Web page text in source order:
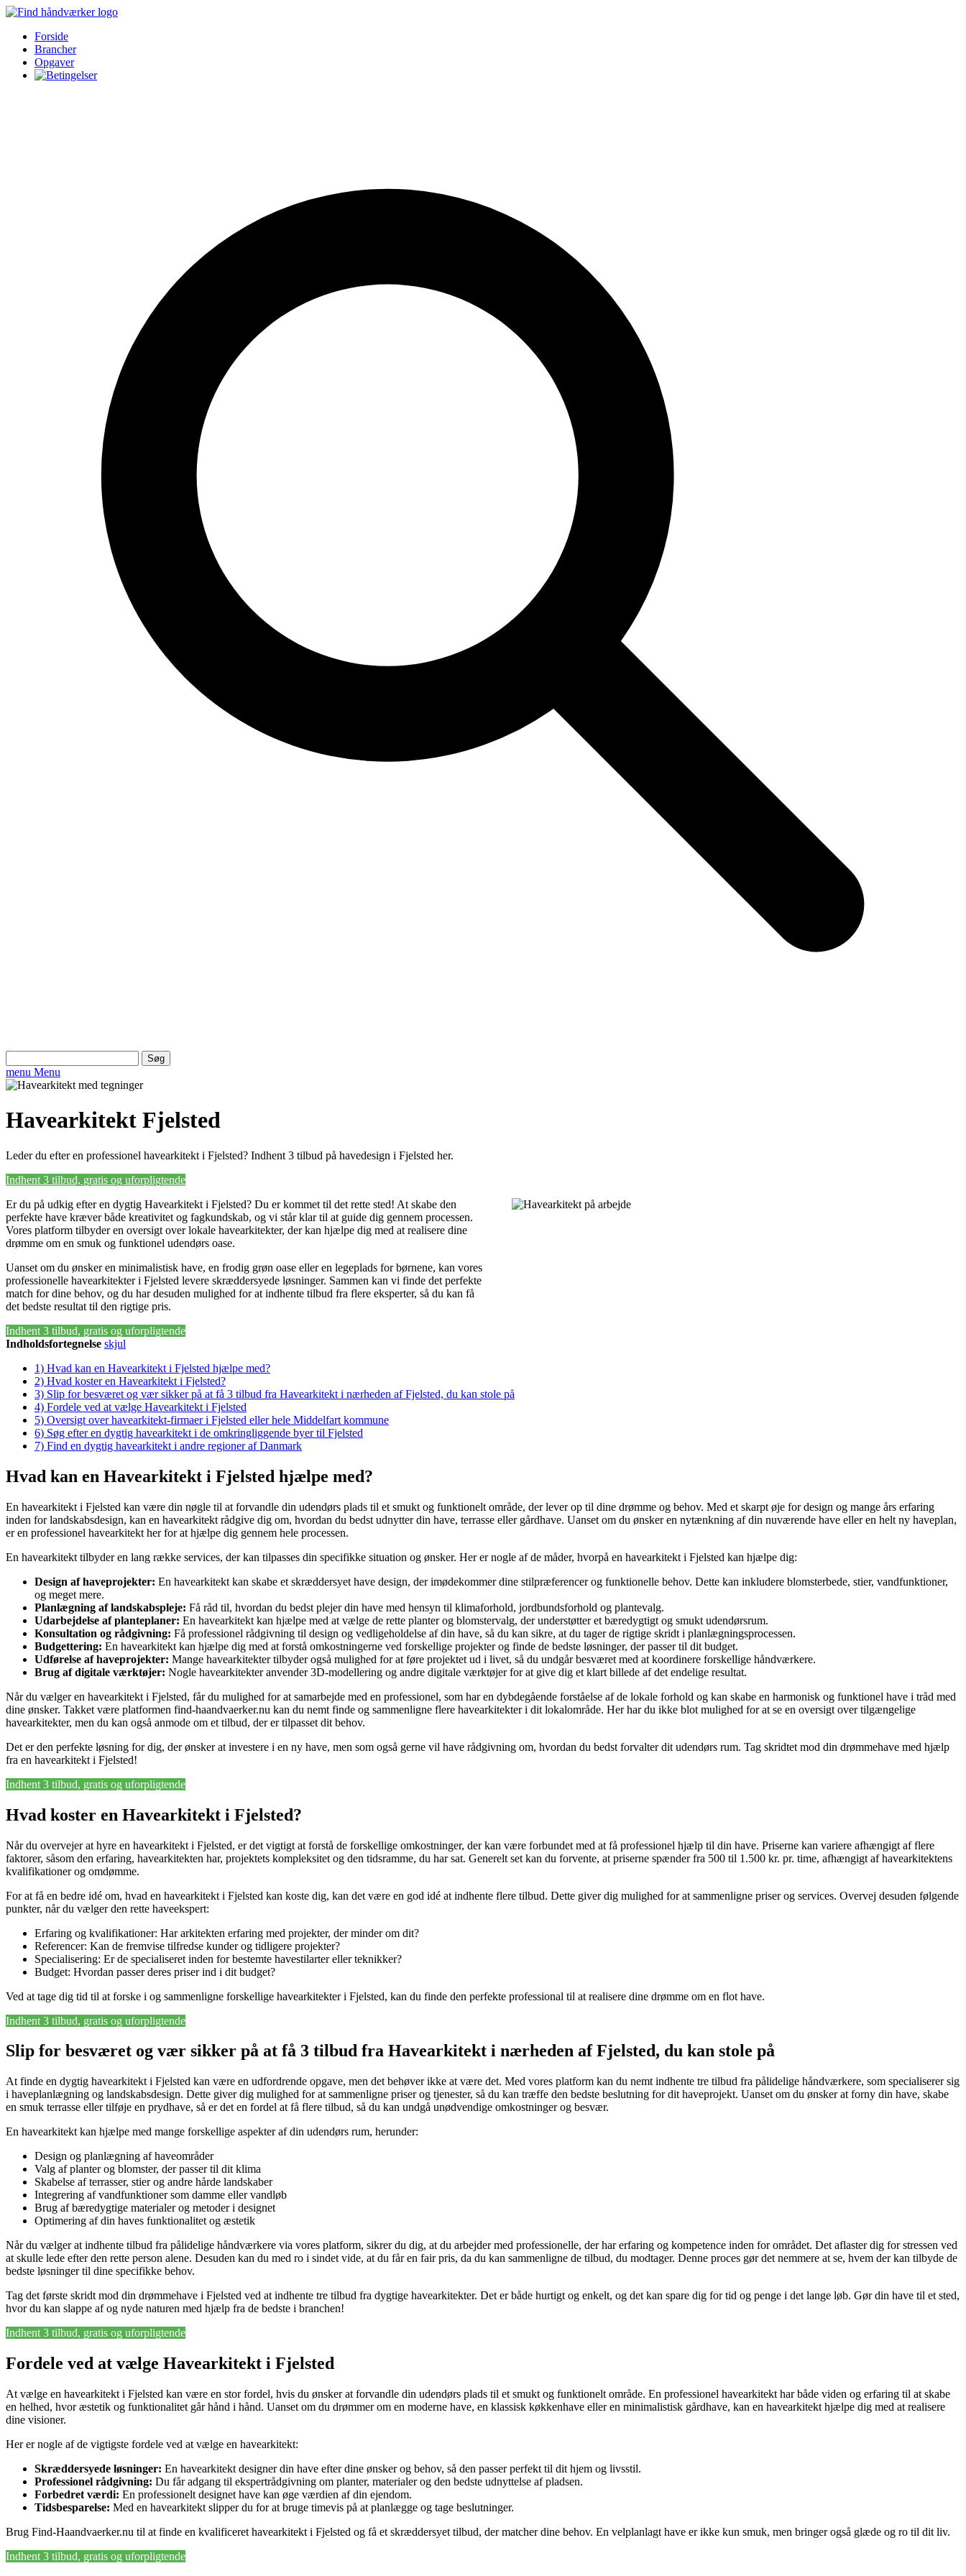
Forside
Brancher
Opgaver
efter:
menu Menu
Havearkitekt Fjelsted
Leder du efter en professionel havearkitekt i Fjelsted? Indhent 3 tilbud på havedesign i Fjelsted her.
Indhent 3 tilbud, gratis og uforpligtende
Er du på udkig efter en dygtig Havearkitekt i Fjelsted? Du er kommet til det rette sted! At skabe den
perfekte have kræver både kreativitet og fagkundskab, og vi står klar til at guide dig gennem processen.
Vores platform tilbyder en oversigt over lokale havearkitekter, der kan hjælpe dig med at realisere dine
drømme om en smuk og funktionel udendørs oase.
Uanset om du ønsker en minimalistisk have, en frodig grøn oase eller en legeplads for børnene, kan vores
professionelle havearkitekter i Fjelsted levere skræddersyede løsninger. Sammen kan vi finde det perfekte
match for dine behov, og du har desuden mulighed for at indhente tilbud fra flere eksperter, så du kan få
det bedste resultat til den rigtige pris.
Indhent 3 tilbud, gratis og uforpligtende
Indholdsfortegnelse skjul
1) Hvad kan en Havearkitekt i Fjelsted hjælpe med?
2) Hvad koster en Havearkitekt i Fjelsted?
3) Slip for besværet og vær sikker på at få 3 tilbud fra Havearkitekt i nærheden af Fjelsted, du kan stole på
4) Fordele ved at vælge Havearkitekt i Fjelsted
5) Oversigt over havearkitekt-firmaer i Fjelsted eller hele Middelfart kommune
6) Søg efter en dygtig havearkitekt i de omkringliggende byer til Fjelsted
7) Find en dygtig havearkitekt i andre regioner af Danmark
Hvad kan en Havearkitekt i Fjelsted hjælpe med?
En havearkitekt i Fjelsted kan være din nøgle til at forvandle din udendørs plads til et smukt og funktionelt område, der lever op til dine drømme og behov. Med et skarpt øje for design og mange års erfaring
inden for landskabsdesign, kan en havearkitekt rådgive dig om, hvordan du bedst udnytter din have, terrasse eller gårdhave. Uanset om du ønsker en nytænkning af din nuværende have eller en helt ny haveplan,
er en professionel havearkitekt her for at hjælpe dig gennem hele processen.
En havearkitekt tilbyder en lang række services, der kan tilpasses din specifikke situation og ønsker. Her er nogle af de måder, hvorpå en havearkitekt i Fjelsted kan hjælpe dig:
Design af haveprojekter: En havearkitekt kan skabe et skræddersyet have design, der imødekommer dine stilpræferencer og funktionelle behov. Dette kan inkludere blomsterbede, stier, vandfunktioner,
og meget mere.
Planlægning af landskabspleje: Få råd til, hvordan du bedst plejer din have med hensyn til klimaforhold, jordbundsforhold og plantevalg.
Udarbejdelse af planteplaner: En havearkitekt kan hjælpe med at vælge de rette planter og blomstervalg, der understøtter et bæredygtigt og smukt udendørsrum.
Konsultation og rådgivning: Få professionel rådgivning til design og vedligeholdelse af din have, så du kan sikre, at du tager de rigtige skridt i planlægningsprocessen.
Budgettering: En havearkitekt kan hjælpe dig med at forstå omkostningerne ved forskellige projekter og finde de bedste løsninger, der passer til dit budget.
Udførelse af haveprojekter: Mange havearkitekter tilbyder også mulighed for at føre projektet ud i livet, så du undgår besværet med at koordinere forskellige håndværkere.
Brug af digitale værktøjer: Nogle havearkitekter anvender 3D-modellering og andre digitale værktøjer for at give dig et klart billede af det endelige resultat.
Når du vælger en havearkitekt i Fjelsted, får du mulighed for at samarbejde med en professionel, som har en dybdegående forståelse af de lokale forhold og kan skabe en harmonisk og funktionel have i tråd med
dine ønsker. Takket være platformen find-haandvaerker.nu kan du nemt finde og sammenligne flere havearkitekter i dit lokalområde. Her har du ikke blot mulighed for at se en oversigt over tilgængelige
havearkitekter, men du kan også anmode om et tilbud, der er tilpasset dit behov.
Det er den perfekte løsning for dig, der ønsker at investere i en ny have, men som også gerne vil have rådgivning om, hvordan du bedst forvalter dit udendørs rum. Tag skridtet mod din drømmehave med hjælp
fra en havearkitekt i Fjelsted!
Indhent 3 tilbud, gratis og uforpligtende
Hvad koster en Havearkitekt i Fjelsted?
Når du overvejer at hyre en havearkitekt i Fjelsted, er det vigtigt at forstå de forskellige omkostninger, der kan være forbundet med at få professionel hjælp til din have. Priserne kan variere afhængigt af flere
faktorer, såsom den erfaring, havearkitekten har, projektets kompleksitet og den tidsramme, du har sat. Generelt set kan du forvente, at priserne spænder fra 500 til 1.500 kr. pr. time, afhængigt af havearkitektens
kvalifikationer og omdømme.
For at få en bedre idé om, hvad en havearkitekt i Fjelsted kan koste dig, kan det være en god idé at indhente flere tilbud. Dette giver dig mulighed for at sammenligne priser og services. Overvej desuden følgende
punkter, når du vælger den rette haveekspert:
Erfaring og kvalifikationer: Har arkitekten erfaring med projekter, der minder om dit?
Referencer: Kan de fremvise tilfredse kunder og tidligere projekter?
Specialisering: Er de specialiseret inden for bestemte havestilarter eller teknikker?
Budget: Hvordan passer deres priser ind i dit budget?
Ved at tage dig tid til at forske i og sammenligne forskellige havearkitekter i Fjelsted, kan du finde den perfekte professional til at realisere dine drømme om en flot have.
Indhent 3 tilbud, gratis og uforpligtende
Slip for besværet og vær sikker på at få 3 tilbud fra Havearkitekt i nærheden af Fjelsted, du kan stole på
At finde en dygtig havearkitekt i Fjelsted kan være en udfordrende opgave, men det behøver ikke at være det. Med vores platform kan du nemt indhente tre tilbud fra pålidelige håndværkere, som specialiserer sig
i haveplanlægning og landskabsdesign. Dette giver dig mulighed for at sammenligne priser og tjenester, så du kan træffe den bedste beslutning for dit haveprojekt. Uanset om du ønsker at forny din have, skabe
en smuk terrasse eller tilføje en prydhave, så er det en fordel at få flere tilbud, så du kan undgå unødvendige omkostninger og besvær.
En havearkitekt kan hjælpe med mange forskellige aspekter af din udendørs rum, herunder:
Design og planlægning af haveområder
Valg af planter og blomster, der passer til dit klima
Skabelse af terrasser, stier og andre hårde landskaber
Integrering af vandfunktioner som damme eller vandløb
Brug af bæredygtige materialer og metoder i designet
Optimering af din haves funktionalitet og æstetik
Når du vælger at indhente tilbud fra pålidelige håndværkere via vores platform, sikrer du dig, at du arbejder med professionelle, der har erfaring og kompetence inden for området. Det aflaster dig for stressen ved
at skulle lede efter den rette person alene. Desuden kan du med ro i sindet vide, at du får en fair pris, da du kan sammenligne de tilbud, du modtager. Denne proces gør det nemmere at se, hvem der kan tilbyde de
bedste løsninger til dine specifikke behov.
Tag det første skridt mod din drømmehave i Fjelsted ved at indhente tre tilbud fra dygtige havearkitekter. Det er både hurtigt og enkelt, og det kan spare dig for tid og penge i det lange løb. Gør din have til et sted,
hvor du kan slappe af og nyde naturen med hjælp fra de bedste i branchen!
Indhent 3 tilbud, gratis og uforpligtende
Fordele ved at vælge Havearkitekt i Fjelsted
At vælge en havearkitekt i Fjelsted kan være en stor fordel, hvis du ønsker at forvandle din udendørs plads til et smukt og funktionelt område. En professionel havearkitekt har både viden og erfaring til at skabe
en helhed, hvor æstetik og funktionalitet går hånd i hånd. Uanset om du drømmer om en moderne have, en klassisk køkkenhave eller en minimalistisk gårdhave, kan en havearkitekt hjælpe dig med at realisere
dine visioner.
Her er nogle af de vigtigste fordele ved at vælge en havearkitekt:
Skræddersyede løsninger: En havearkitekt designer din have efter dine ønsker og behov, så den passer perfekt til dit hjem og livsstil.
Professionel rådgivning: Du får adgang til ekspertrådgivning om planter, materialer og den bedste udnyttelse af pladsen.
Forbedret værdi: En professionelt designet have kan øge værdien af din ejendom.
Tidsbesparelse: Med en havearkitekt slipper du for at bruge timevis på at planlægge og tage beslutninger.
Brug Find-Haandvaerker.nu til at finde en kvalificeret havearkitekt i Fjelsted og få et skræddersyet tilbud, der matcher dine behov. En velplanlagt have er ikke kun smuk, men bringer også glæde og ro til dit liv.
Indhent 3 tilbud, gratis og uforpligtende